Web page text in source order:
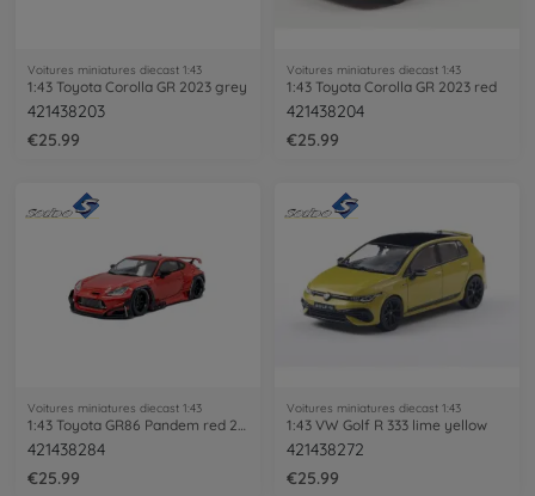
Voitures miniatures diecast 1:43
1:43 Toyota Corolla GR 2023 grey
421438203
€25.99
Voitures miniatures diecast 1:43
1:43 Toyota Corolla GR 2023 red
421438204
€25.99
Voitures miniatures diecast 1:43
421438284
€25.99
Voitures miniatures diecast 1:43
1:43 VW Golf R 333 lime yellow
421438272
€25.99